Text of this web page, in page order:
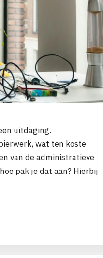
uitdaging.
wat ten koste
van de administratieve
pak je dat aan? Hierbij